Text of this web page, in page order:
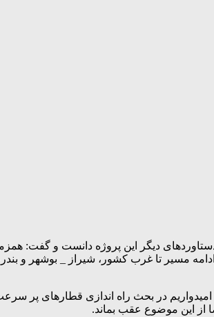
ادامه مسیر تا غرب کشور، شیراز _ بوشهر
در بحث راه اندازی قطارهای پر
از این موضوع عقب بماند.